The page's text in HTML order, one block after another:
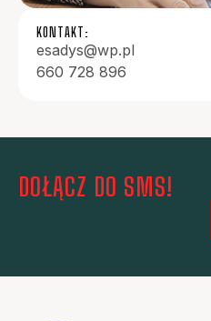
KONTAKT:
esadys@wp.pl
660 728 896
DOŁĄCZ DO SMS!